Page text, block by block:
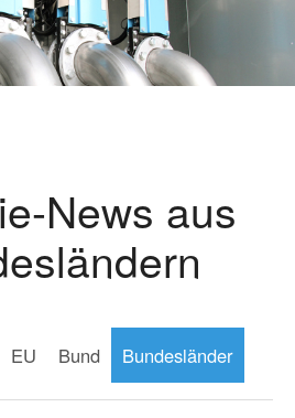
News aus
EU Bund Bundesländer